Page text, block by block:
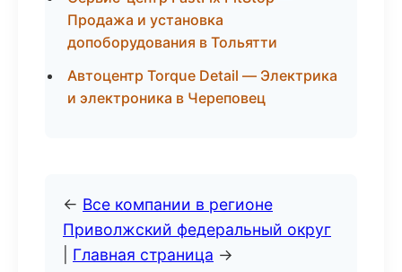
Продажа и установка
допоборудования в Тольятти
Автоцентр Torque Detail — Электрика
и электроника в Череповец
← Все компании в регионе
Приволжский федеральный округ
Главная страница →